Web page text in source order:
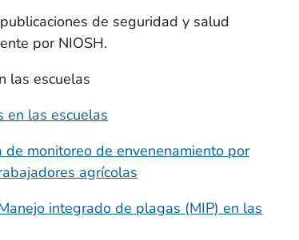
de seguridad y salud
por NIOSH.
las escuelas
en las escuelas
de monitoreo de envenenamiento por
agrícolas
integrado de plagas (MIP) en las